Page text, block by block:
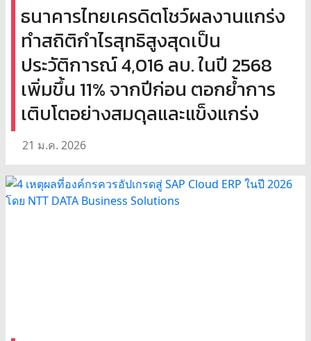
ธนาคารไทยเครดิตโชว์ผลงานแกร่ง
ทำสถิติกำไรสุทธิสูงสุดเป็น
ประวัติการณ์ 4,016 ลบ. ในปี 2568
เพิ่มขึ้น 11% จากปีก่อน ตอกย้ำการ
เติบโตอย่างสมดุลและแข็งแกร่ง
21 ม.ค. 2026